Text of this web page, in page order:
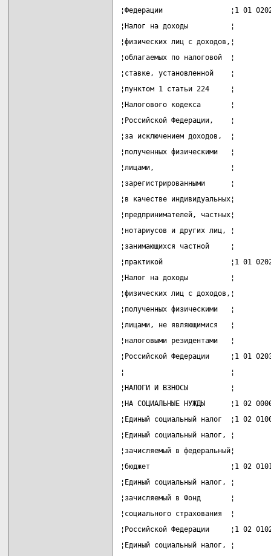
¦Федерации                ¦1 01
¦Налог на доходы          ¦
¦физических лиц с
¦облагаемых по налоговой
¦ставке, установленной
¦пунктом 1 статьи 224
¦Налогового кодекса
¦Российской Федерации,
¦за исключением доходов,
¦полученных физическими
¦лицами,                  ¦
¦зарегистрированными
¦в качестве
¦предпринимателей,
¦нотариусов и других лиц,
¦занимающихся частной
¦практикой                ¦1 01
¦Налог на доходы          ¦
¦физических лиц с
¦полученных физическими
¦лицами, не являющимися
¦налоговыми резидентами
¦Российской Федерации     ¦1 01
¦                         ¦
¦НАЛОГИ И ВЗНОСЫ          ¦
¦НА СОЦИАЛЬНЫЕ НУЖДЫ      ¦1 02
¦Единый социальный налог  ¦1 02
¦Единый социальный налог,
¦зачисляемый в
¦бюджет                   ¦1 02 01010
¦Единый социальный налог,
¦зачисляемый в Фонд
¦социального страхования
¦Российской Федерации     ¦1 02
¦Единый социальный налог,